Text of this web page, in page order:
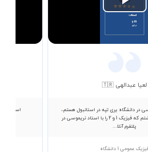
Play
Video
لعیا عبدالهی 🇹🇷
در دانشگاه یری تپه در استانبول هستم،
من این فرصت را داشتم که فیزیک 1 و 2 را با استاد نریموسی در
پلتفرم آنلا...
عمومی 1 دانشگاه
استاد